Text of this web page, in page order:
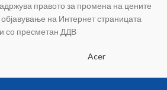
мобилен телефон), може да се
приклучи директно на шуко
приклучок во струја. Вистинска
моќност: 2 x 340W. Сигнал-до-
Импеданса: 4 ома. Дисторзија
правото за промена на цените
на Интернет страницата
со пресметан ДДВ
Acer